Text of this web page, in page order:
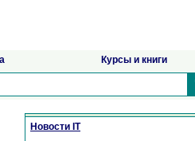
Курсы и книги
Новости IT